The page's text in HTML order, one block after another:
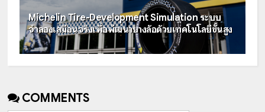
Michelin Tire-Development Simulation ระบบ
จำลองเสมือนจริงเพื่อพัฒนายางล้อด้วยเทคโนโลยีขั้นสูง
COMMENTS